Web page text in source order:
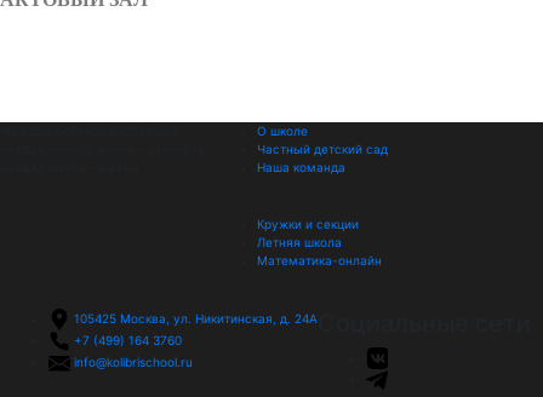
О школе
Частный детский сад
Наша команда
Кружки и секции
Летняя школа
Математика-онлайн
105425 Москва, ул. Никитинская, д. 24А
+7 (499) 164 3760
info@kolibrischool.ru